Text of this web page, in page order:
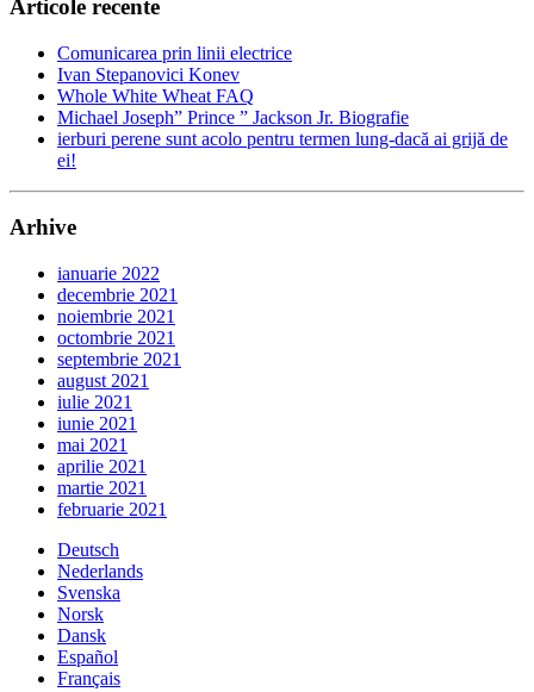
Articole recente
Comunicarea prin linii electrice
Ivan Stepanovici Konev
Whole White Wheat FAQ
Michael Joseph” Prince ” Jackson Jr. Biografie
ierburi perene sunt acolo pentru termen lung-dacă ai grijă de
ei!
Arhive
ianuarie 2022
decembrie 2021
noiembrie 2021
octombrie 2021
septembrie 2021
august 2021
iulie 2021
iunie 2021
mai 2021
aprilie 2021
martie 2021
februarie 2021
Deutsch
Nederlands
Svenska
Norsk
Dansk
Español
Français